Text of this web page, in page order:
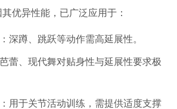
优异性能，已广泛应用于：
：深蹲、跳跃等动作需高延展性。
芭蕾、现代舞对贴身性与延展性要求极
：用于关节活动训练，需提供适度支撑